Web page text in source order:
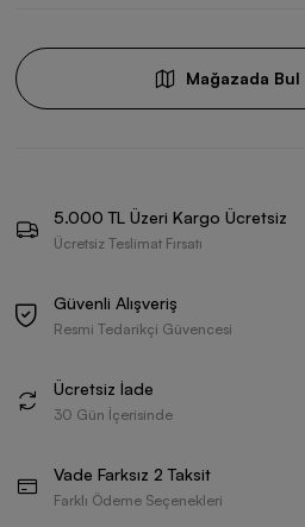
Mağazada Bul
5.000 TL Üzeri Kargo Ücretsiz
Ücretsiz Teslimat Fırsatı
Güvenli Alışveriş
Resmi Tedarikçi Güvencesi
Ücretsiz İade
30 Gün İçerisinde
Vade Farksız 2 Taksit
Farklı Ödeme Seçenekleri